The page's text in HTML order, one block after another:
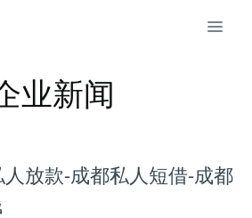
业新闻
放款-成都私人短借-成都